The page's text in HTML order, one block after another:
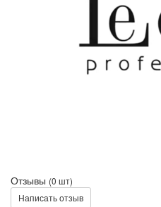
Отзывы (0 шт)
Написать отзыв